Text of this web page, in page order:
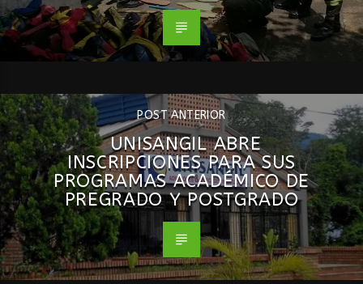
POST ANTERIOR
UNISANGIL ABRE
INSCRIPCIONES PARA SUS
PROGRAMAS ACADÉMICO DE
PREGRADO Y POSTGRADO